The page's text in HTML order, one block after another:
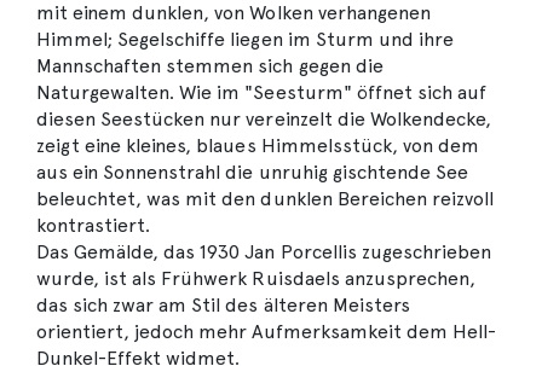
mit einem dunklen, von Wolken verhangenen
Himmel; Segelschiffe liegen im Sturm und ihre
Mannschaften stemmen sich gegen die
Naturgewalten. Wie im "Seesturm" öffnet sich auf
diesen Seestücken nur vereinzelt die Wolkendecke,
zeigt eine kleines, blaues Himmelsstück, von dem
aus ein Sonnenstrahl die unruhig gischtende See
beleuchtet, was mit den dunklen Bereichen reizvoll
kontrastiert.
Das Gemälde, das 1930 Jan Porcellis zugeschrieben
wurde, ist als Frühwerk Ruisdaels anzusprechen,
das sich zwar am Stil des älteren Meisters
orientiert, jedoch mehr Aufmerksamkeit dem Hell-
Dunkel-Effekt widmet.